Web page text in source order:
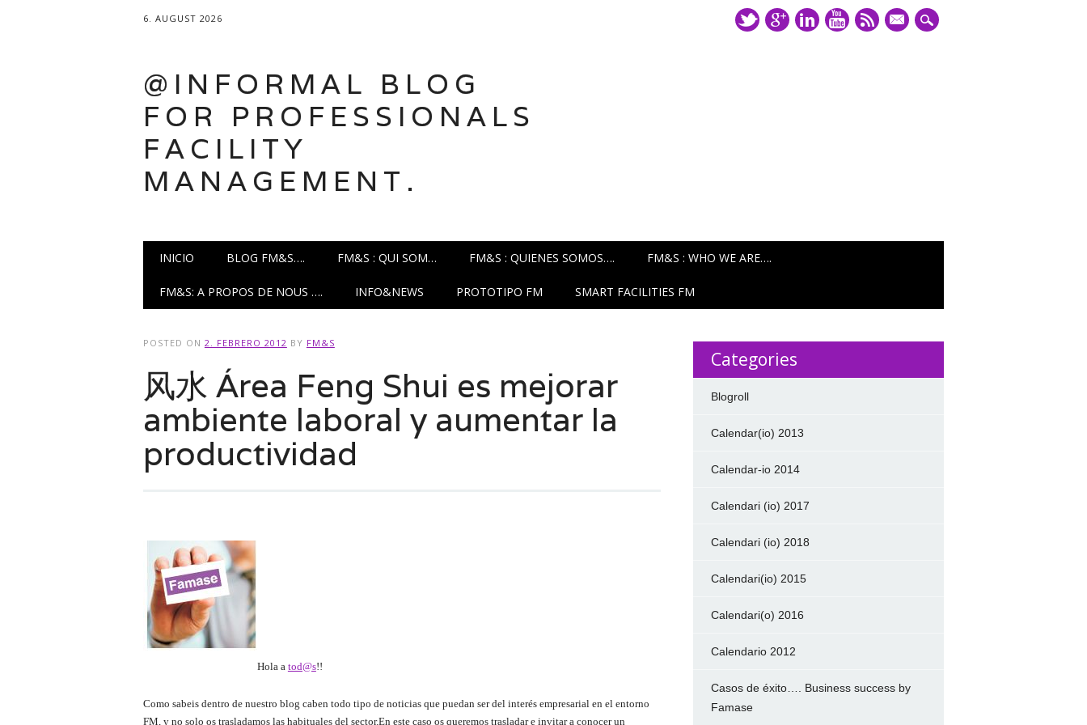
6. AUGUST 2026
mail
@INFORMAL BLOG
FOR PROFESSIONALS
FACILITY
MANAGEMENT.
Main menu
INICIO BLOG FM&S…. FM&S : QUI SOM… FM&S : QUIENES SOMOS…. FM&S : WHO WE ARE….
FM&S: A PROPOS DE NOUS …. INFO&NEWS PROTOTIPO FM SMART FACILITIES FM
POSTED ON 2. FEBRERO 2012 BY FM&S
风水 Área Feng Shui es mejorar
ambiente laboral y aumentar la
productividad
Hola a tod@s!!
Como sabeis dentro de nuestro blog caben todo tipo de noticias que puedan ser del interés empresarial en el entorno
FM, y no solo os trasladamos las habituales del sector.En este caso os queremos trasladar e invitar a conocer un
Categories
Blogroll
Calendar(io) 2013
Calendar-io 2014
Calendari (io) 2017
Calendari (io) 2018
Calendari(io) 2015
Calendari(o) 2016
Calendario 2012
Casos de éxito…. Business success by
Famase